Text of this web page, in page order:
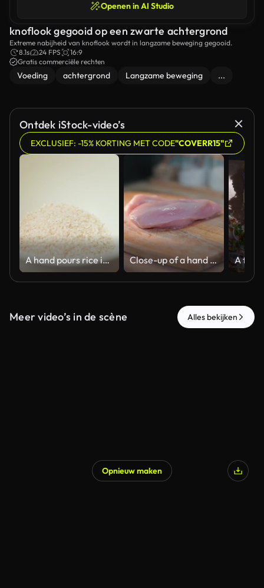
Openen in AI Studio
knoflook gegooid op een zwarte achtergrond
Extreme nabijheid van knoflook wordt in langzame beweging gegooid.
8.1s
24 FPS
16:9
Gratis commerciële rechten
Voeding achtergrond Langzame beweging ...
Ontdek iStock-video’s
EXCLUSIEF: -15% KORTING MET CODE"COVERR15"
A hand pours rice into a large white bowl for cooking Close-up of a hand placing a chicken breast fillet on a wooden board
Meer video’s in de scène Alles bekijken
Opnieuw maken